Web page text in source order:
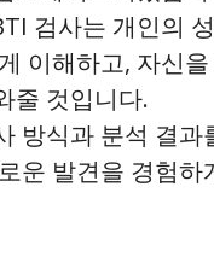
검사는 개인의
이해하고, 자신
줄 것입니다.
방식과 분석 결과
운 발견을 경험하